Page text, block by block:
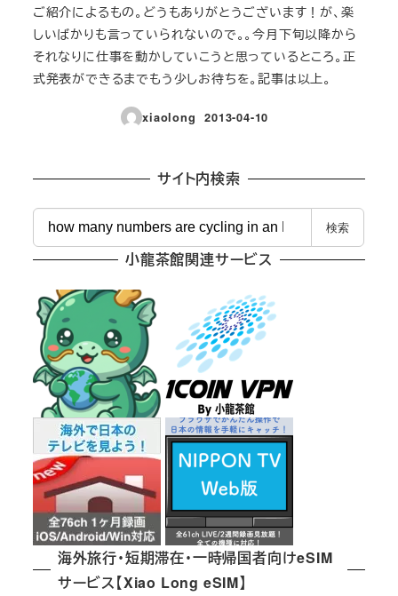
ご紹介によるもの。どうもありがとうございます！が、楽
しいばかりも言っていられないので。。今月下旬以降から
それなりに仕事を動かしていこうと思っているところ。正
式発表ができるまでもう少しお待ちを。記事は以上。
xiaolong
投稿日
2013-04-10
サイト内検索
索
検索
小龍茶館関連サービス
海外旅行・短期滞在・一時帰国者向けeSIM
サービス【Xiao Long eSIM】